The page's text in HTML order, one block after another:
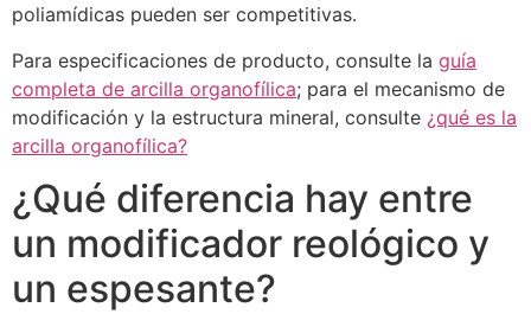
poliamídicas pueden ser competitivas.
Para especificaciones de producto, consulte la guía
completa de arcilla organofílica; para el mecanismo de
modificación y la estructura mineral, consulte ¿qué es la
arcilla organofílica?
¿Qué diferencia hay entre
un modificador reológico y
un espesante?